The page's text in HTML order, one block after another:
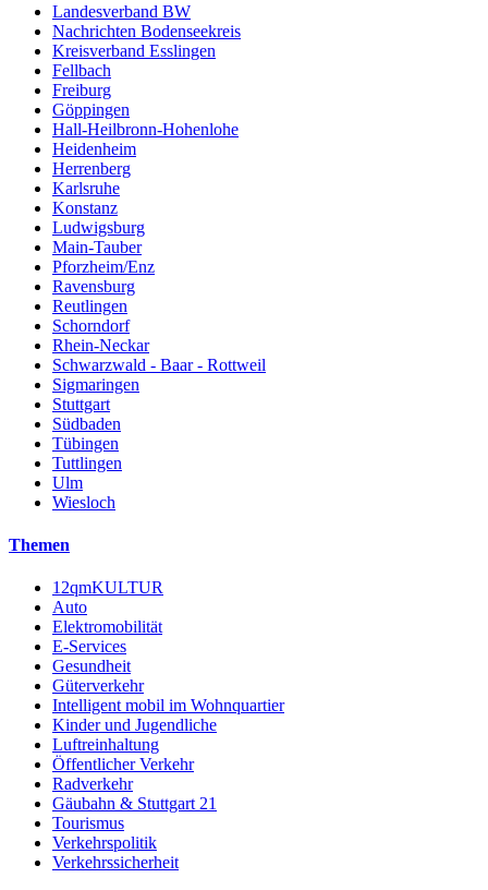
Landesverband BW
Nachrichten Bodenseekreis
Kreisverband Esslingen
Fellbach
Freiburg
Göppingen
Hall-Heilbronn-Hohenlohe
Heidenheim
Herrenberg
Karlsruhe
Konstanz
Ludwigsburg
Main-Tauber
Pforzheim/Enz
Ravensburg
Reutlingen
Schorndorf
Rhein-Neckar
Schwarzwald - Baar - Rottweil
Sigmaringen
Stuttgart
Südbaden
Tübingen
Tuttlingen
Ulm
Wiesloch
Themen
12qmKULTUR
Auto
Elektromobilität
E-Services
Gesundheit
Güterverkehr
Intelligent mobil im Wohnquartier
Kinder und Jugendliche
Luftreinhaltung
Öffentlicher Verkehr
Radverkehr
Gäubahn & Stuttgart 21
Tourismus
Verkehrspolitik
Verkehrssicherheit